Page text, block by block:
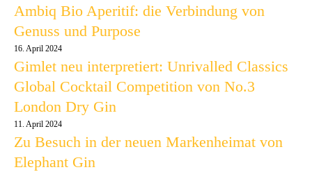
Ambiq Bio Aperitif: die Verbindung von
Genuss und Purpose
16. April 2024
Gimlet neu interpretiert: Unrivalled Classics
Global Cocktail Competition von No.3
London Dry Gin
11. April 2024
Zu Besuch in der neuen Markenheimat von
Elephant Gin